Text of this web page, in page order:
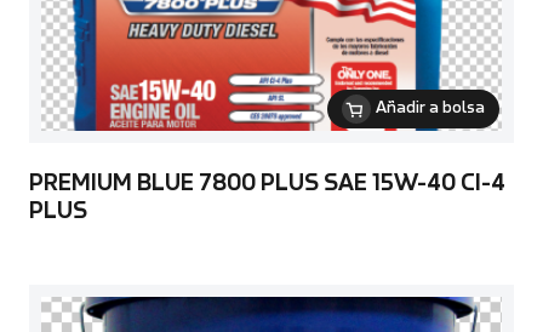
Añadir a bolsa
PREMIUM BLUE 7800 PLUS SAE 15W-40 CI-4
PLUS